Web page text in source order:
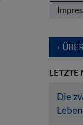
LETZTE
Die